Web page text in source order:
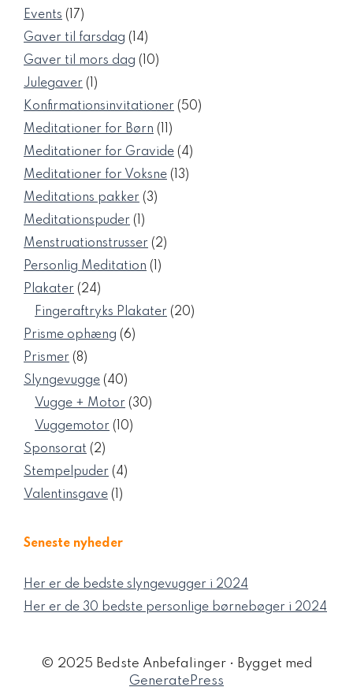
Events 1717
varer
Gaver til farsdag 1414
varer
Gaver til mors dag 1010
Julegaver
1
vare
Konfirmationsinvitationer 5050
Meditationer for Børn
11
varer
Meditationer for Gravide 44
Meditationer for Voksne 1313
Meditations pakker 33
Meditationspuder
1
vare
Menstruationstrusser 22
Personlig Meditation
1
Plakater 2424
varer
Fingeraftryks Plakater 2020
Prisme ophæng 66
Prismer 88
varer
Slyngevugge 4040
varer
Vugge + Motor 3030
Vuggemotor 1010
Sponsorat 22
varer
Stempelpuder 44
Valentinsgave
1
Seneste nyheder
Her er de bedste slyngevugger i 2024
Her er de 30 bedste personlige børnebøger i 2024
© 2025 Bedste Anbefalinger• Bygget med
GeneratePress